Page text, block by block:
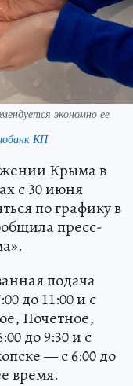
экономно ее
КП
Крыма в
с 30 июня
по графику в
пресс-
подача
до 11:00 и с
Почетное,
до 9:30 и с
— с 6:00 до
время.